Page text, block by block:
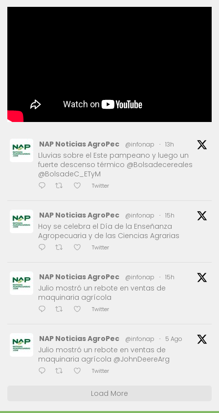
NAP Noticias AgroPec @infonap · 13h
Lluvias sobre el Este pampeano y luego un
fuerte descenso térmico @Bolsadecereales
@BolsadeC_ETyM
Twitter
NAP Noticias AgroPec @infonap · 15h
Hoy se celebra el Día de la Enseñanza
Agropecuaria y de las Ciencias Agrarias
Twitter
NAP Noticias AgroPec @infonap · 15h
Julio mostró un rebote en ventas de
maquinaria agrícola
Twitter
NAP Noticias AgroPec @infonap · 5 Ago
Julio mostró un rebote en ventas de
maquinaria agrícola @JohnDeereArg
Twitter
Load More